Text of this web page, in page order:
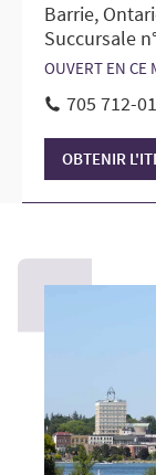
Barrie,
Succursale
OUVERT EN CE
705 712-
OBTENIR